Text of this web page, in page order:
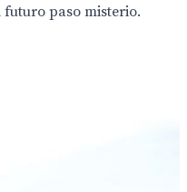
paso misterio.